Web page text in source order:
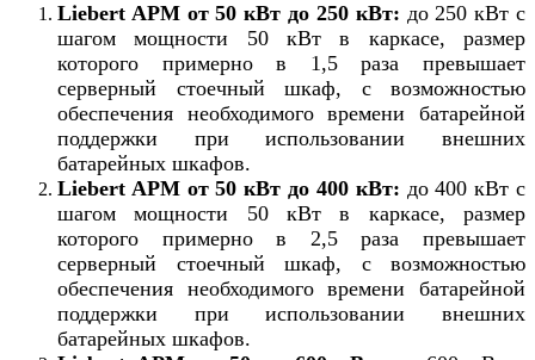
Liebert APM от 50 кВт до 250 кВт: до 250 кВт с
шагом мощности 50 кВт в каркасе, размер
которого примерно в 1,5 раза превышает
серверный стоечный шкаф, с возможностью
обеспечения необходимого времени батарейной
поддержки при использовании внешних
батарейных шкафов.
Liebert APM от 50 кВт до 400 кВт: до 400 кВт с
шагом мощности 50 кВт в каркасе, размер
которого примерно в 2,5 раза превышает
серверный стоечный шкаф, с возможностью
обеспечения необходимого времени батарейной
поддержки при использовании внешних
батарейных шкафов.